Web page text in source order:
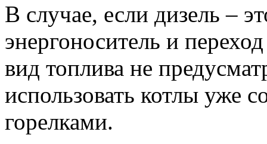
В случае, если дизель –
энергоноситель и
вид топлива не
использовать котлы уже
горелками.